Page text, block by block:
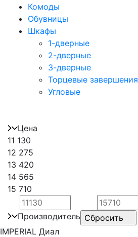
Комоды
Обувницы
Шкафы
1-дверные
2-дверные
3-дверные
Торцевые завершения
Угловые
Цена
11 130
12 275
13 420
14 565
15 710
Производитель
IMPERIAL Диал